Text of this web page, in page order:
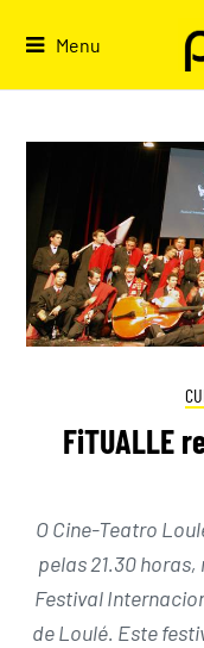
Menu
FiTUALLE
O Cine-Teatro
pelas 21.30
Festival
de Loulé. Este